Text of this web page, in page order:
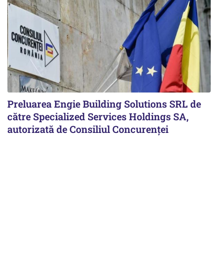
Preluarea Engie Building Solutions SRL de
către Specialized Services Holdings SA,
autorizată de Consiliul Concurenţei